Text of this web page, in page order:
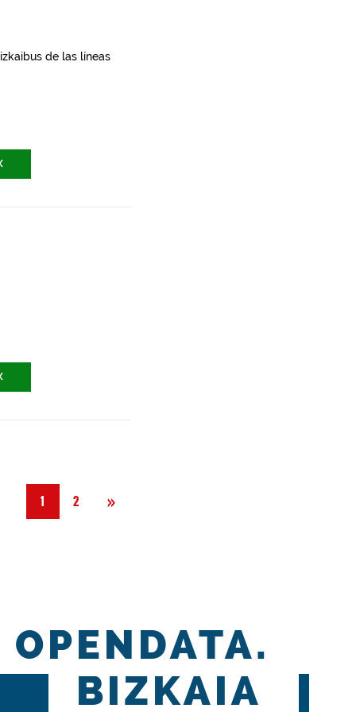
de las líneas
1 2 »
OPENDATA.
BIZKAIA